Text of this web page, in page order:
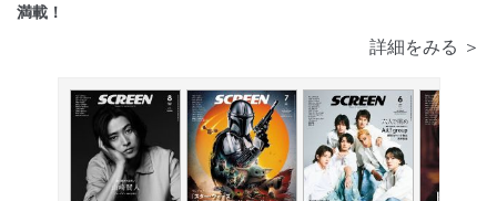
満載！
詳細をみる ＞